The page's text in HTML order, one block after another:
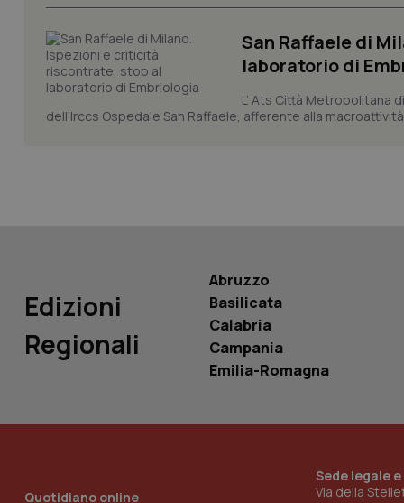
San Raffaele di
laboratorio di
L’ Ats Città Metropolitana
dell'Irccs Ospedale San Raffaele, afferente alla
Edizioni
Regionali
Abruzzo
Basilicata
Calabria
Campania
Emilia-Romagna
Quotidiano online
Sede legale
Via della